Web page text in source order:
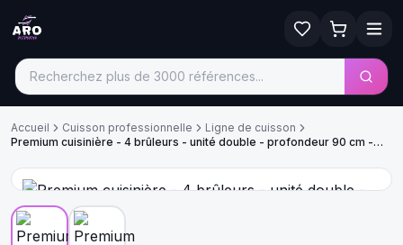
Accueil Cuisson professionnelle
Ligne de cuisson
Premium cuisinière - 4 brûleurs - unité double - profondeur 90 cm -